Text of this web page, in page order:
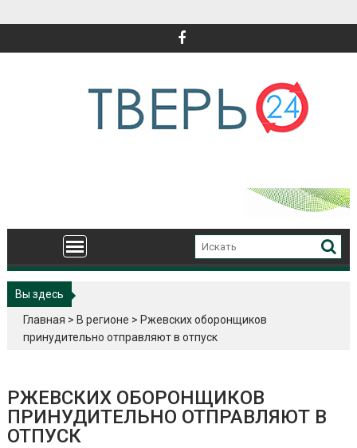
Вы здесь
Главная > В регионе > Ржевских оборонщиков
принудительно отправляют в отпуск
РЖЕВСКИХ ОБОРОНЩИКОВ
ПРИНУДИТЕЛЬНО ОТПРАВЛЯЮТ В
ОТПУСК